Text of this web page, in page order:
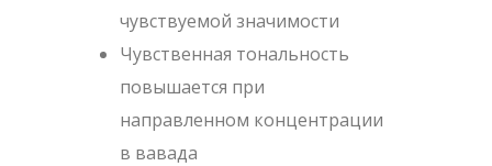
чувствуемой значимости
Чувственная тональность
повышается при
направленном концентрации
в вавада